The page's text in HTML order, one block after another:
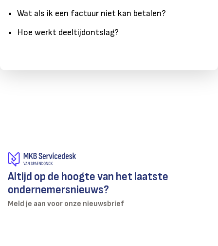
Wat als ik een factuur niet kan betalen?
Hoe werkt deeltijdontslag?
Altijd op de hoogte van het laatste
ondernemersnieuws?
Meld je aan voor onze nieuwsbrief